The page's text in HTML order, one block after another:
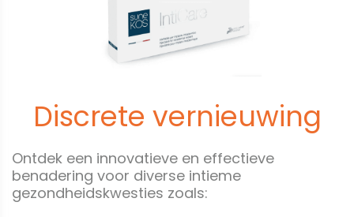
Discrete vernieuwing
Ontdek een innovatieve en effectieve
benadering voor diverse intieme
gezondheidskwesties zoals: